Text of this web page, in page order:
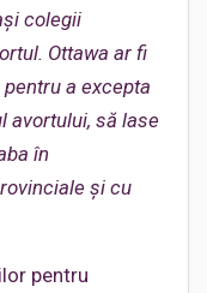
colegii
Ottawa ar fi
a excepta
avortului, să lase
în
și cu
pentru